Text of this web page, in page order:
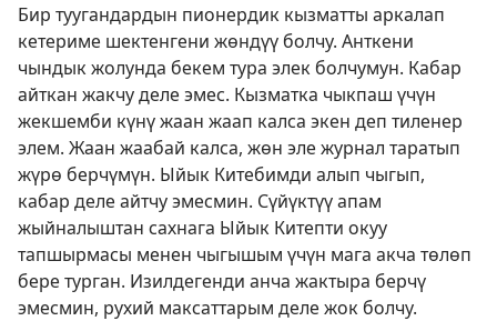
Бир туугандардын пионердик кызматты аркалап
кетериме шектенгени жөндүү болчу. Анткени
чындык жолунда бекем тура элек болчумун. Кабар
айткан жакчу деле эмес. Кызматка чыкпаш үчүн
жекшемби күнү жаан жаап калса экен деп тиленер
элем. Жаан жаабай калса, жөн эле журнал таратып
жүрө берчүмүн. Ыйык Китебимди алып чыгып,
кабар деле айтчу эмесмин. Сүйүктүү апам
жыйналыштан сахнага Ыйык Китепти окуу
тапшырмасы менен чыгышым үчүн мага акча төлөп
бере турган. Изилдегенди анча жактыра берчү
эмесмин, рухий максаттарым деле жок болчу.